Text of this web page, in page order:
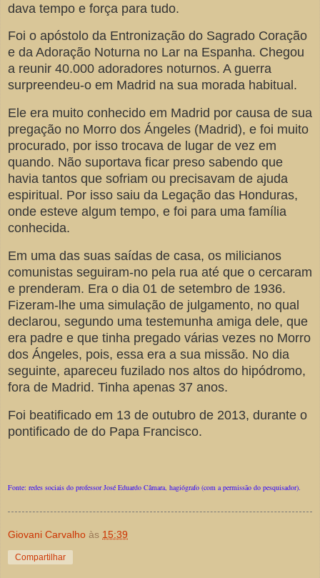
dava tempo e força para tudo.
Foi o apóstolo da Entronização do Sagrado Coração
e da Adoração Noturna no Lar na Espanha. Chegou
a reunir 40.000 adoradores noturnos. A guerra
surpreendeu-o em Madrid na sua morada habitual.
Ele era muito conhecido em Madrid por causa de sua
pregação no Morro dos Ángeles (Madrid), e foi muito
procurado, por isso trocava de lugar de vez em
quando. Não suportava ficar preso sabendo que
havia tantos que sofriam ou precisavam de ajuda
espiritual. Por isso saiu da Legação das Honduras,
onde esteve algum tempo, e foi para uma família
conhecida.
Em uma das suas saídas de casa, os milicianos
comunistas seguiram-no pela rua até que o cercaram
e prenderam. Era o dia 01 de setembro de 1936.
Fizeram-lhe uma simulação de julgamento, no qual
declarou, segundo uma testemunha amiga dele, que
era padre e que tinha pregado várias vezes no Morro
dos Ángeles, pois, essa era a sua missão. No dia
seguinte, apareceu fuzilado nos altos do hipódromo,
fora de Madrid. Tinha apenas 37 anos.
Foi beatificado em 13 de outubro de 2013, durante o
pontificado de do Papa Francisco.
Fonte: redes sociais do professor José Eduardo Câmara, hagiógrafo (com a permissão do pesquisador).
Giovani Carvalho às 15:39
Compartilhar